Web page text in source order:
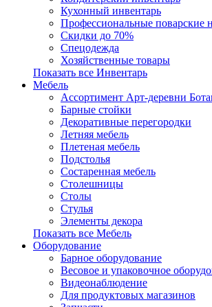
Кухонный инвентарь
Профессиональные поварские
Скидки до 70%
Спецодежда
Хозяйственные товары
Показать все Инвентарь
Мебель
Ассортимент Арт-деревни
Барные стойки
Декоративные перегородки
Летняя мебель
Плетеная мебель
Подстолья
Состаренная мебель
Столешницы
Столы
Стулья
Элементы декора
Показать все Мебель
Оборудование
Барное оборудование
Весовое и упаковочное
Видеонаблюдение
Для продуктовых магазинов